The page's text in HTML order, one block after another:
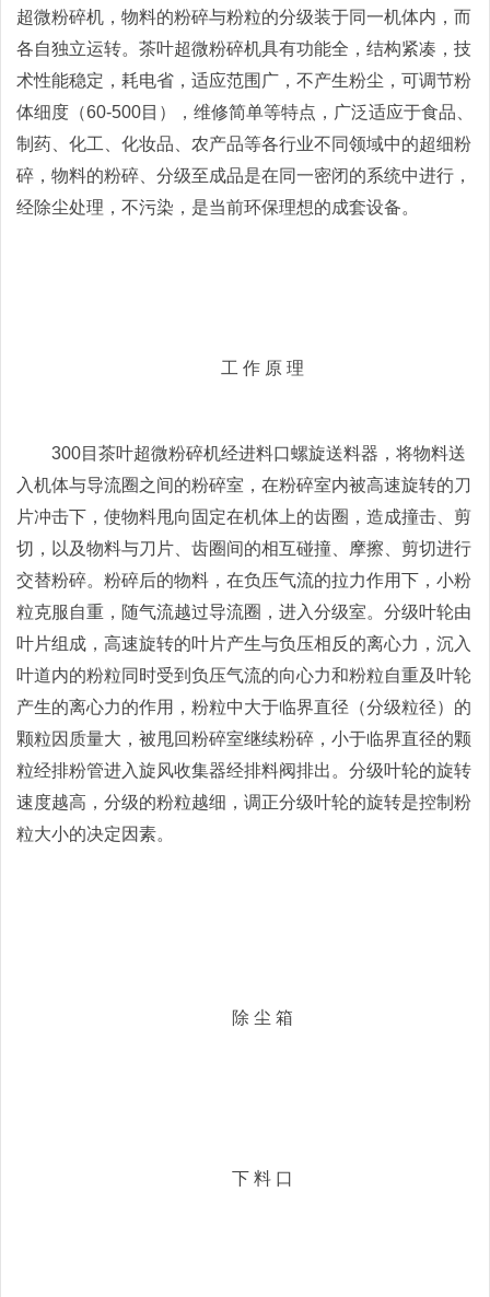
超微粉碎机，物料的粉碎与粉粒的分级装于同一机体内，而
各自独立运转。茶叶超微粉碎机具有功能全，结构紧凑，技
术性能稳定，耗电省，适应范围广，不产生粉尘，可调节粉
体细度（60-500目），维修简单等特点，广泛适应于食品、
制药、化工、化妆品、农产品等各行业不同领域中的超细粉
碎，物料的粉碎、分级至成品是在同一密闭的系统中进行，
经除尘处理，不污染，是当前环保理想的成套设备。
工 作 原 理
300目茶叶超微粉碎机经进料口螺旋送料器，将物料送
入机体与导流圈之间的粉碎室，在粉碎室内被高速旋转的刀
片冲击下，使物料甩向固定在机体上的齿圈，造成撞击、剪
切，以及物料与刀片、齿圈间的相互碰撞、摩擦、剪切进行
交替粉碎。粉碎后的物料，在负压气流的拉力作用下，小粉
粒克服自重，随气流越过导流圈，进入分级室。分级叶轮由
叶片组成，高速旋转的叶片产生与负压相反的离心力，沉入
叶道内的粉粒同时受到负压气流的向心力和粉粒自重及叶轮
产生的离心力的作用，粉粒中大于临界直径（分级粒径）的
颗粒因质量大，被甩回粉碎室继续粉碎，小于临界直径的颗
粒经排粉管进入旋风收集器经排料阀排出。分级叶轮的旋转
速度越高，分级的粉粒越细，调正分级叶轮的旋转是控制粉
粒大小的决定因素。
除 尘 箱
下 料 口